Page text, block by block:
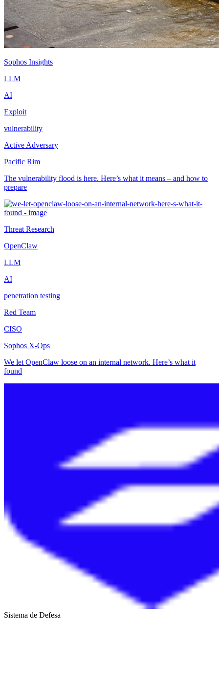
Sophos Insights
LLM
AI
Exploit
vulnerability
Active Adversary
Pacific Rim
The vulnerability flood is here. Here’s what it means – and how to
prepare
Threat Research
OpenClaw
LLM
AI
penetration testing
Red Team
CISO
Sophos X-Ops
We let OpenClaw loose on an internal network. Here’s what it
found
Sistema de Defesa